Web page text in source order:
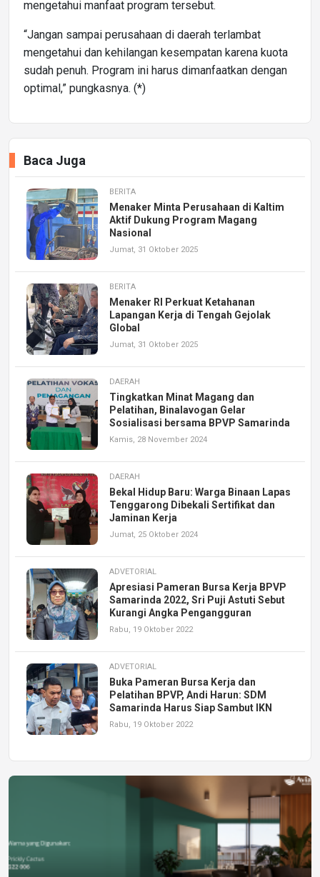
mengetahui manfaat program tersebut.
“Jangan sampai perusahaan di daerah terlambat
mengetahui dan kehilangan kesempatan karena kuota
sudah penuh. Program ini harus dimanfaatkan dengan
optimal,” pungkasnya. (*)
Baca Juga
BERITA
Menaker Minta Perusahaan di Kaltim
Aktif Dukung Program Magang
Nasional
Jumat, 31 Oktober 2025
BERITA
Menaker RI Perkuat Ketahanan
Lapangan Kerja di Tengah Gejolak
Global
Jumat, 31 Oktober 2025
DAERAH
Tingkatkan Minat Magang dan
Pelatihan, Binalavogan Gelar
Sosialisasi bersama BPVP Samarinda
Kamis, 28 November 2024
DAERAH
Bekal Hidup Baru: Warga Binaan Lapas
Tenggarong Dibekali Sertifikat dan
Jaminan Kerja
Jumat, 25 Oktober 2024
ADVETORIAL
Apresiasi Pameran Bursa Kerja BPVP
Samarinda 2022, Sri Puji Astuti Sebut
Kurangi Angka Pengangguran
Rabu, 19 Oktober 2022
ADVETORIAL
Buka Pameran Bursa Kerja dan
Pelatihan BPVP, Andi Harun: SDM
Samarinda Harus Siap Sambut IKN
Rabu, 19 Oktober 2022